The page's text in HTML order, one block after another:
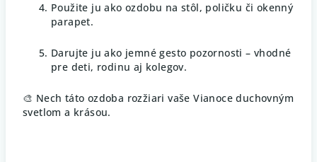
Použite ju ako ozdobu na stôl, poličku či okenný
parapet.
Darujte ju ako jemné gesto pozornosti – vhodné
pre deti, rodinu aj kolegov.
🎨 Nech táto ozdoba rozžiari vaše Vianoce duchovným
svetlom a krásou.